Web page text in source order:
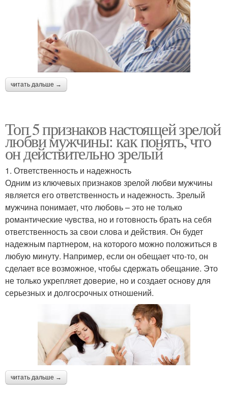
читать дальше →
Топ 5 признаков настоящей зрелой
любви мужчины: как понять, что
он действительно зрелый
1. Ответственность и надежность
Одним из ключевых признаков зрелой любви мужчины
является его ответственность и надежность. Зрелый
мужчина понимает, что любовь – это не только
романтические чувства, но и готовность брать на себя
ответственность за свои слова и действия. Он будет
надежным партнером, на которого можно положиться в
любую минуту. Например, если он обещает что-то, он
сделает все возможное, чтобы сдержать обещание. Это
не только укрепляет доверие, но и создает основу для
серьезных и долгосрочных отношений.
читать дальше →